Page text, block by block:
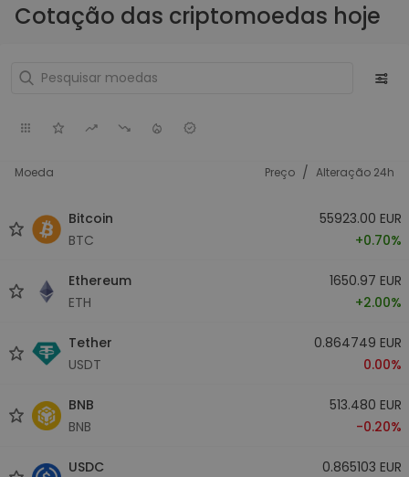
Cotação das criptomoedas hoje
Moeda Preço / Alteração 24h
Bitcoin
BTC
55923.00 EUR
+0.70%
Ethereum
ETH
1650.97 EUR
+2.00%
Tether
USDT
0.864749 EUR
0.00%
BNB
BNB
513.480 EUR
-0.20%
USDC
0.865103 EUR